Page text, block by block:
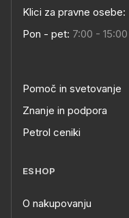
Klici za pravne osebe:
Pon - pet: 7:00 - 15:00
Pomoč in svetovanje
Znanje in podpora
Petrol ceniki
ESHOP
O nakupovanju